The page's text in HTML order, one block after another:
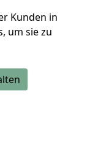
Kunden in
um sie zu